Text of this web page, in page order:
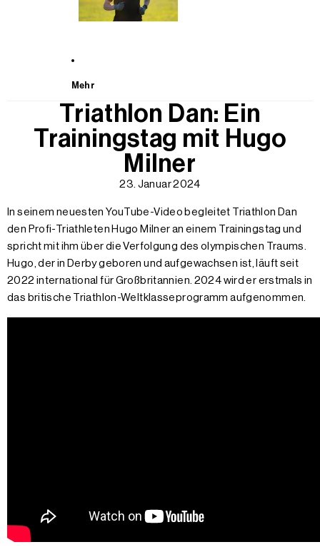
Mehr
Triathlon Dan: Ein
Trainingstag mit Hugo
Milner
23. Januar 2024
In seinem neuesten YouTube-Video begleitet Triathlon Dan
den Profi-Triathleten Hugo Milner an einem Trainingstag und
spricht mit ihm über die Verfolgung des olympischen Traums.
Hugo, der in Derby geboren und aufgewachsen ist, läuft seit
2022 international für Großbritannien. 2024 wird er erstmals in
das britische Triathlon-Weltklasseprogramm aufgenommen.